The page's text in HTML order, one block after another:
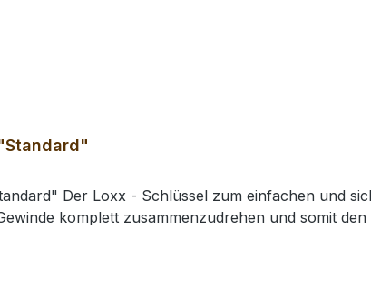
Der Loxx - Schlüssel zum einfachen und
komplett zusammenzudrehen und somit